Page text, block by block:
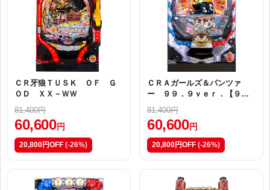
ＣＲ牙狼ＴＵＳＫ ＯＦ Ｇ
ＯＤ ＸＸ－ＷＷ
81,400円
60,600 円
20,800円OFF (-26%)
ＣＲＡガールズ＆パンツァ
ー ９９．９ｖｅｒ．【９Ａ
81,400円
60,600 円
20,800円OFF (-26%)